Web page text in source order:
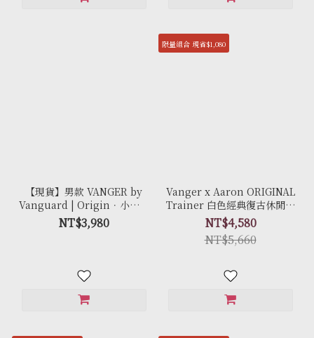
【現貨】男款 VANGER by
Vanguard | Origin．小白鞋
- Ca005 極簡白
NT$3,980
限量組合 現省$1,080
Vanger x Aaron ORIGINAL
Trainer 白色經典復古休閒鞋
聯名限量套組 - Ca007皚白色
(膠底)
NT$4,580
NT$5,660